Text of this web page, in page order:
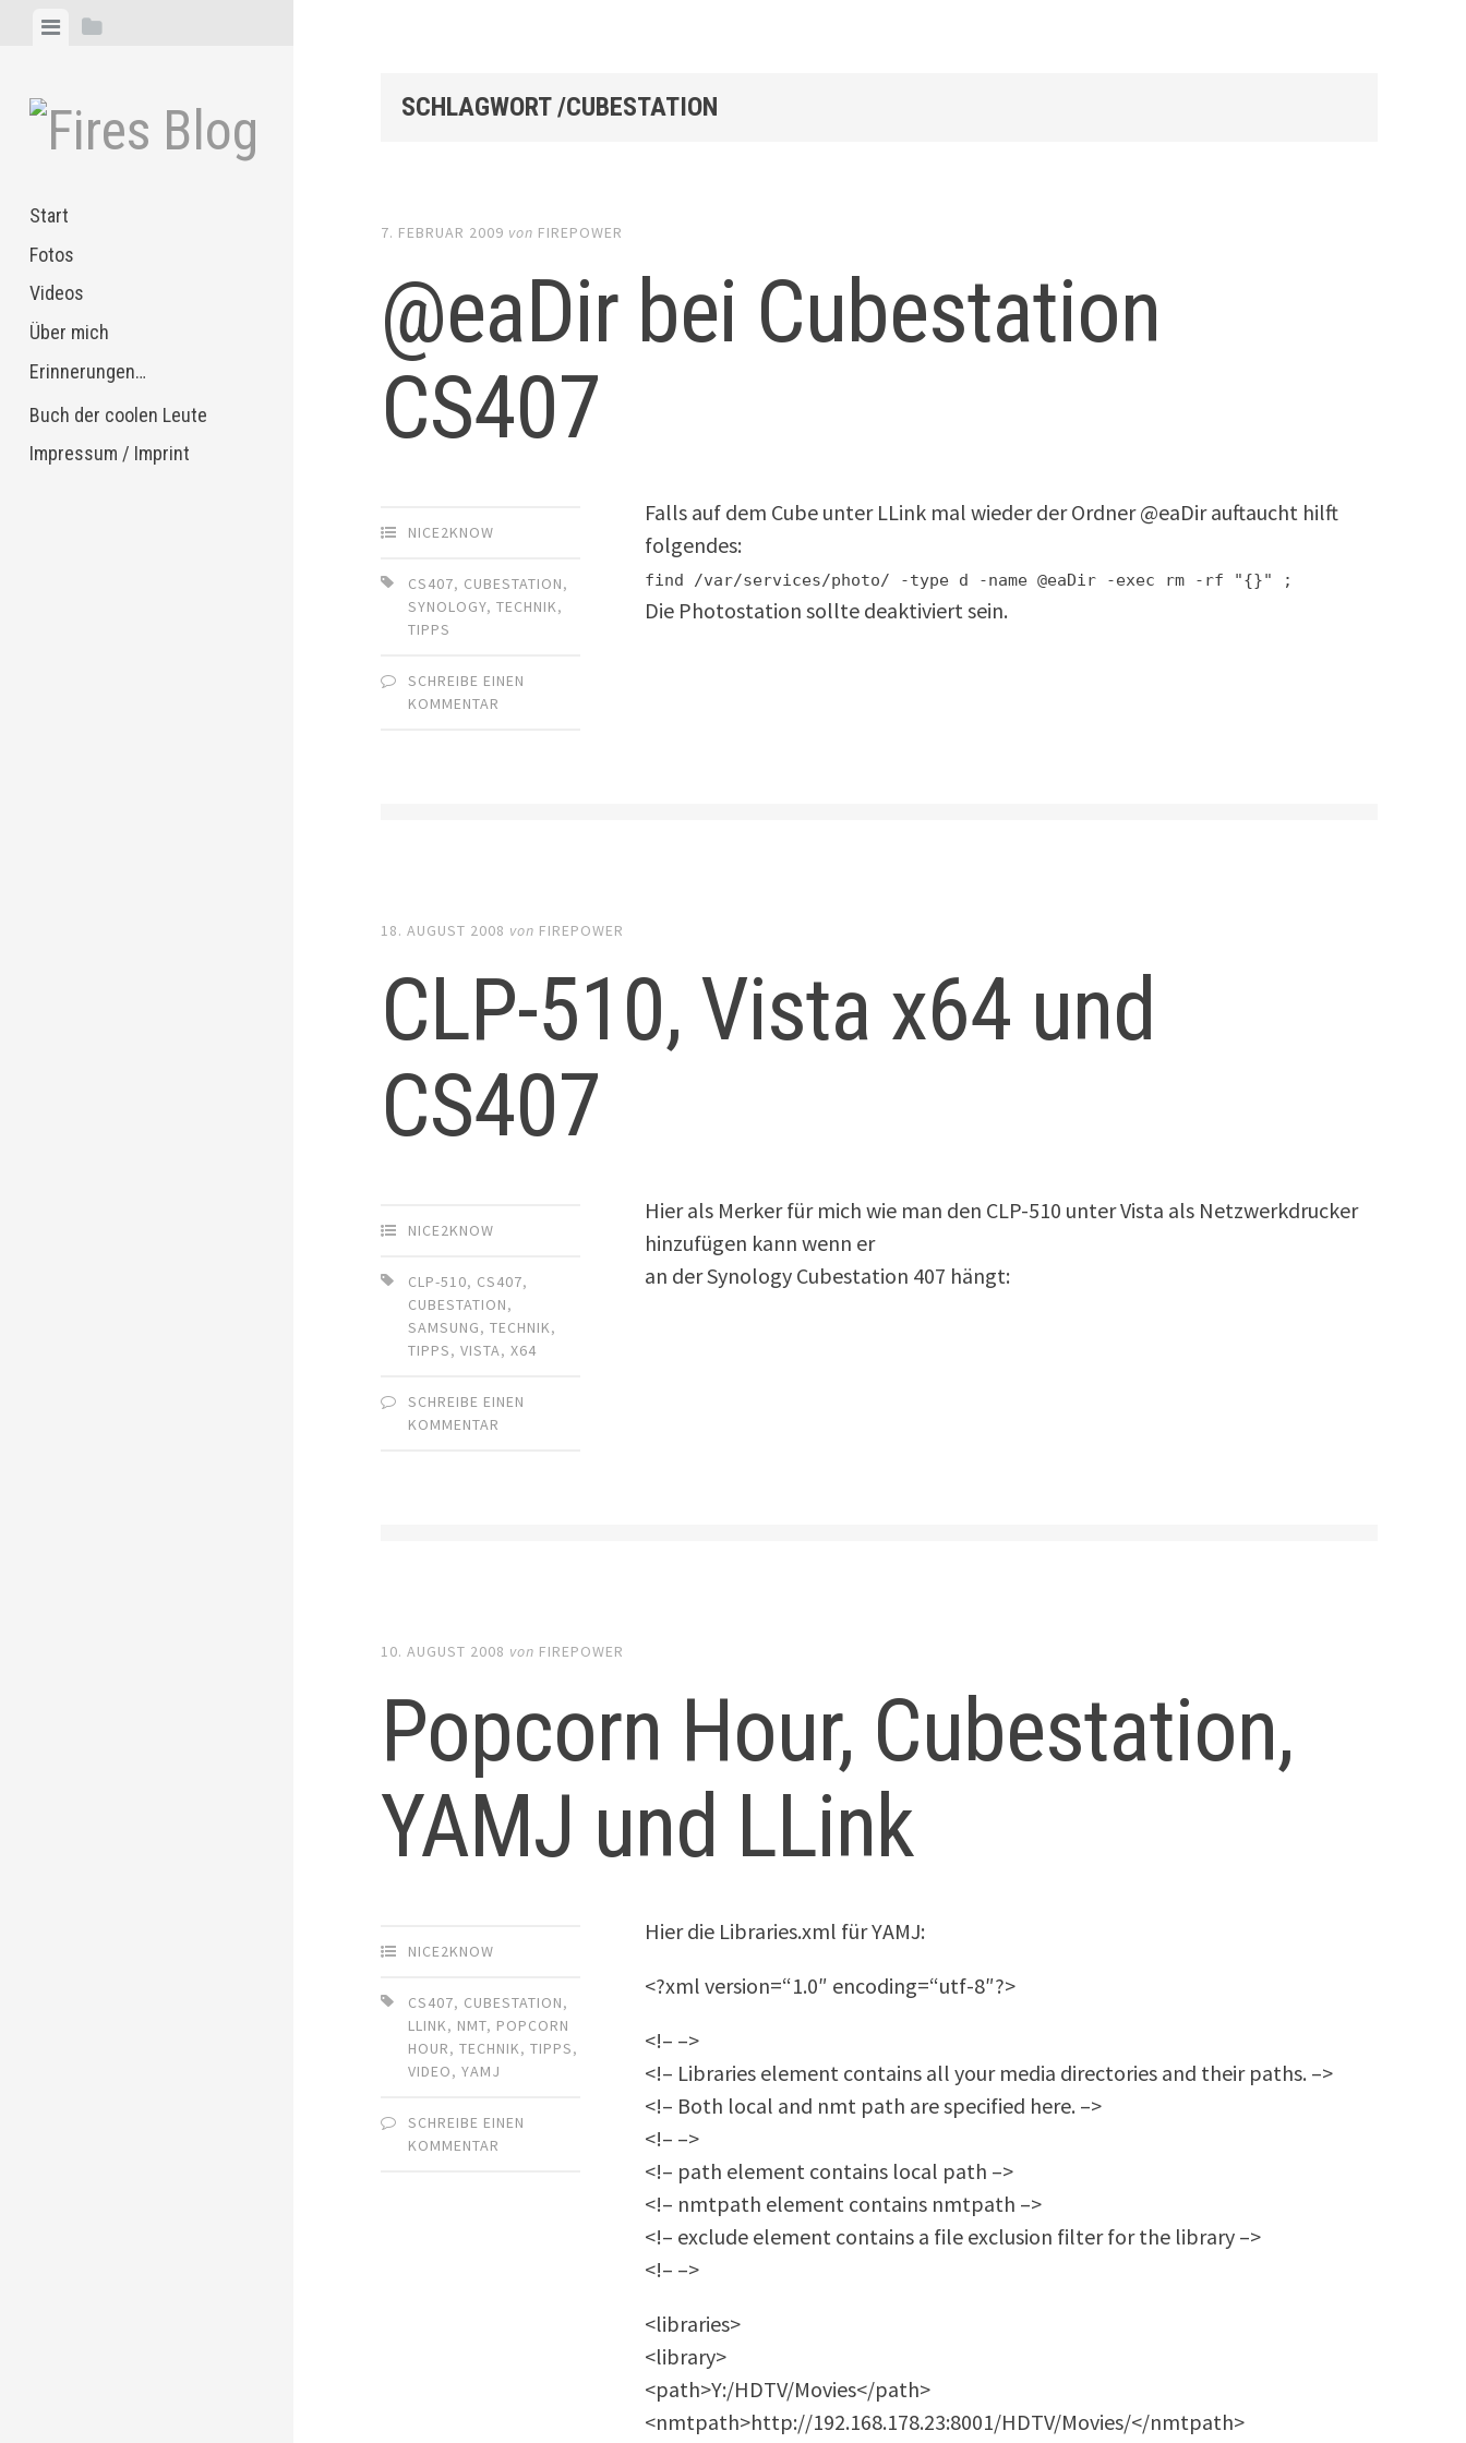
MenüSeitenleiste
Start
Fotos
Videos
Über mich
Erinnerungen…
Buch der coolen Leute
Impressum / Imprint
SCHLAGWORT /CUBESTATION
7. FEBRUAR 2009 von FIREPOWER
@eaDir bei Cubestation
CS407
NICE2KNOW
CS407, CUBESTATION,
SYNOLOGY,TECHNIK,
TIPPS
SCHREIBE EINEN
KOMMENTAR
Falls auf dem Cube unter LLink mal wieder der Ordner @eaDir auftaucht hilft
folgendes:
find /var/services/photo/ -type d -name @eaDir -exec rm -rf "{}" ;
Die Photostation sollte deaktiviert sein.
18. AUGUST 2008 von FIREPOWER
CLP-510, Vista x64 und
CS407
NICE2KNOW
CLP-510, CS407,
CUBESTATION,
SAMSUNG,TECHNIK,
TIPPS,VISTA,X64
SCHREIBE EINEN
KOMMENTAR
Hier als Merker für mich wie man den CLP-510 unter Vista als Netzwerkdrucker
hinzufügen kann wenn er
an der Synology Cubestation 407 hängt:
10. AUGUST 2008 von FIREPOWER
Popcorn Hour, Cubestation,
YAMJ und LLink
NICE2KNOW
CS407, CUBESTATION,
LLINK, NMT, POPCORN
HOUR,TECHNIK,TIPPS,
VIDEO,YAMJ
SCHREIBE EINEN
KOMMENTAR
Hier die Libraries.xml für YAMJ:
<?xml version=“1.0″ encoding=“utf-8″?>
<!– –>
<!– Libraries element contains all your media directories and their paths. –>
<!– Both local and nmt path are specified here. –>
<!– –>
<!– path element contains local path –>
<!– nmtpath element contains nmtpath –>
<!– exclude element contains a file exclusion filter for the library –>
<!– –>
<libraries>
<library>
<path>Y:/HDTV/Movies</path>
<nmtpath>http://192.168.178.23:8001/HDTV/Movies/</nmtpath>